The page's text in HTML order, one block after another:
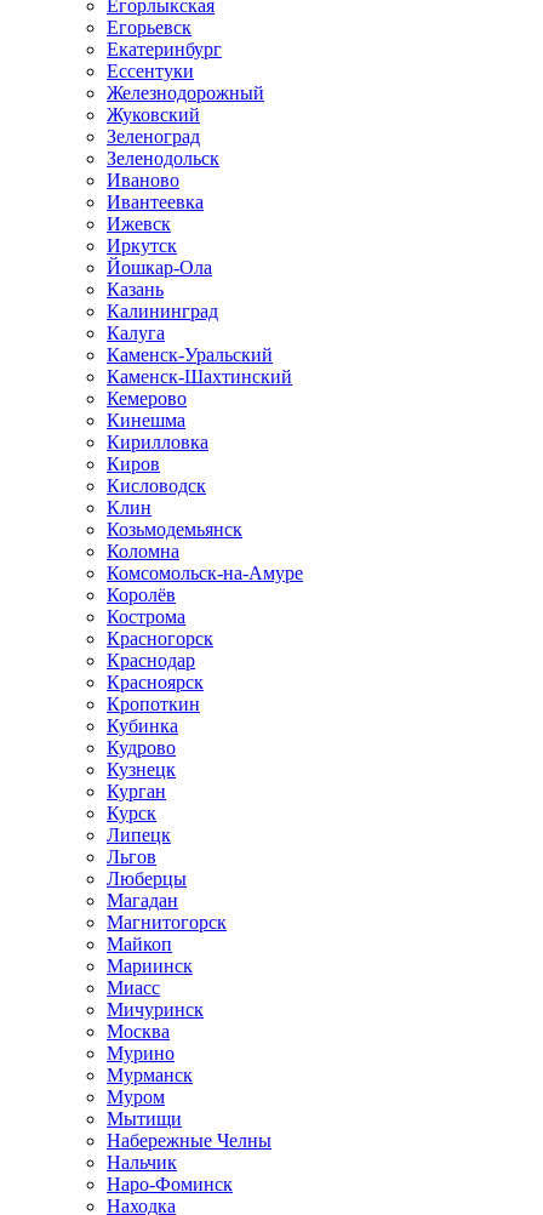
Егорлыкская
Егорьевск
Екатеринбург
Ессентуки
Железнодорожный
Жуковский
Зеленоград
Зеленодольск
Иваново
Ивантеевка
Ижевск
Иркутск
Йошкар-Ола
Казань
Калининград
Калуга
Каменск-Уральский
Каменск-Шахтинский
Кемерово
Кинешма
Кирилловка
Киров
Кисловодск
Клин
Козьмодемьянск
Коломна
Комсомольск-на-Амуре
Королёв
Кострома
Красногорск
Краснодар
Красноярск
Кропоткин
Кубинка
Кудрово
Кузнецк
Курган
Курск
Липецк
Льгов
Люберцы
Магадан
Магнитогорск
Майкоп
Мариинск
Миасс
Мичуринск
Москва
Мурино
Мурманск
Муром
Мытищи
Набережные Челны
Нальчик
Наро-Фоминск
Находка